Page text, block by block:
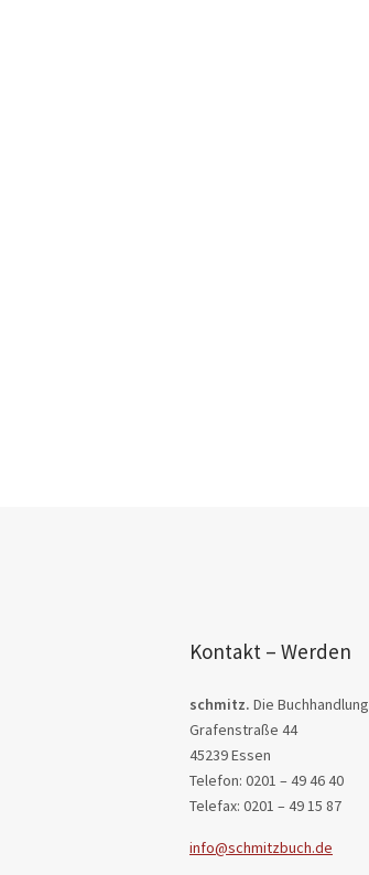
Kontakt – Werden
schmitz. Die Buchhandlung
Grafenstraße 44
45239 Essen
Telefon: 0201 – 49 46 40
Telefax: 0201 – 49 15 87
info@schmitzbuch.de